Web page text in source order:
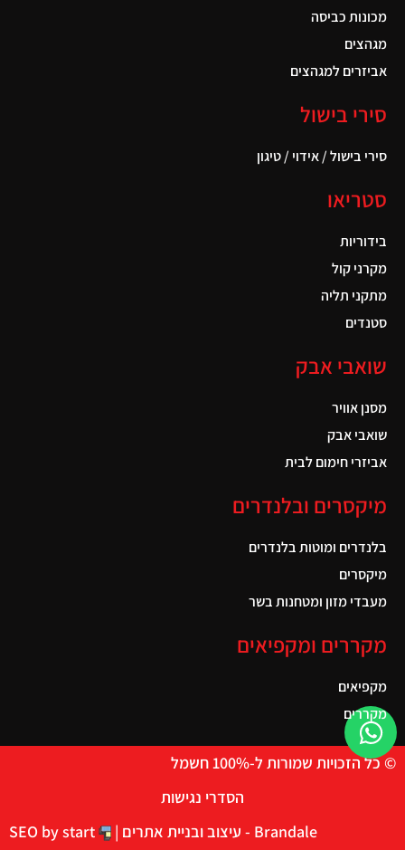
מכונות כביסה
מגהצים
אביזרים למגהצים
סירי בישול
סירי בישול / אידוי / טיגון
סטריאו
בידוריות
מקרני קול
מתקני תליה
סטנדים
שואבי אבק
מסנן אוויר
שואבי אבק
אביזרי חימום לבית
מיקסרים ובלנדרים
בלנדרים ומוטות בלנדרים
מיקסרים
מעבדי מזון ומטחנות בשר
מקררים ומקפיאים
מקפיאים
מקררים
© כל הזכויות שמורות ל-100% חשמל
הסדרי נגישות
Brandale - עיצוב ובניית אתרים |